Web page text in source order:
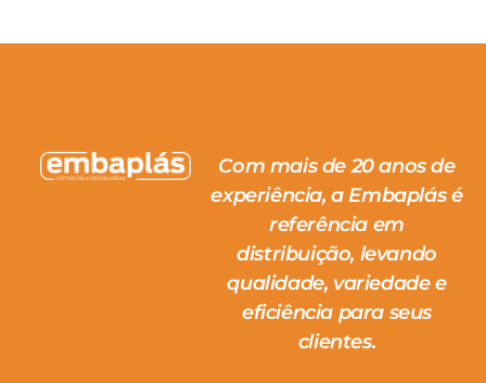
Com mais de 20 anos de
experiência, a Embaplás é
referência em
distribuição, levando
qualidade, variedade e
eficiência para seus
clientes.